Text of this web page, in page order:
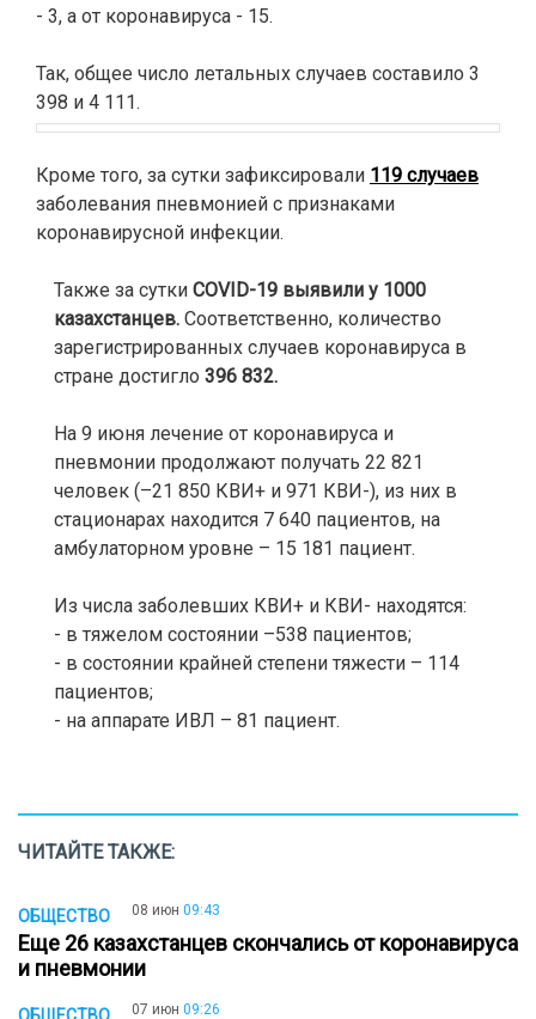
- 3, а от коронавируса - 15.
Так, общее число летальных случаев составило 3
398 и 4 111.
Кроме того, за сутки зафиксировали 119 случаев
заболевания пневмонией с признаками
коронавирусной инфекции.
Также за сутки COVID-19 выявили у 1000
казахстанцев. Соответственно, количество
зарегистрированных случаев коронавируса в
стране достигло 396 832.
На 9 июня лечение от коронавируса и
пневмонии продолжают получать 22 821
человек (–21 850 КВИ+ и 971 КВИ-), из них в
стационарах находится 7 640 пациентов, на
амбулаторном уровне – 15 181 пациент.
Из числа заболевших КВИ+ и КВИ- находятся:
- в тяжелом состоянии –538 пациентов;
- в состоянии крайней степени тяжести – 114
пациентов;
- на аппарате ИВЛ – 81 пациент.
ЧИТАЙТЕ ТАКЖЕ:
ОБЩЕСТВО 08 июн 09:43
Еще 26 казахстанцев скончались от коронавируса
и пневмонии
ОБЩЕСТВО 07 июн 09:26